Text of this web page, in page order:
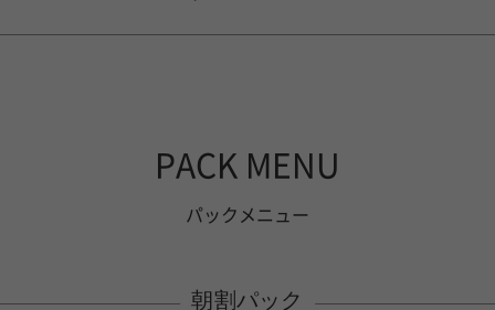
シルバー ¥ 160,000
ゴールド 160,000
プラチナ ¥ 160,000
PACK MENU
パックメニュー
朝割パック